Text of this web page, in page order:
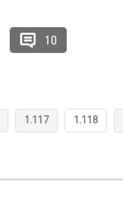
10
1.117 1.118